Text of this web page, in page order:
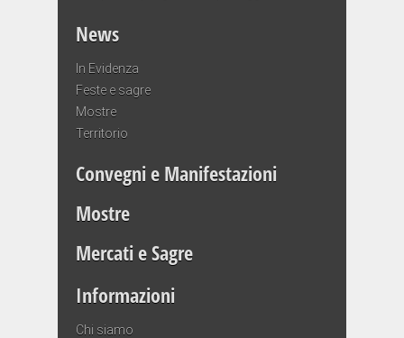
News
In Evidenza
Feste e sagre
Mostre
Territorio
Convegni e Manifestazioni
Mostre
Mercati e Sagre
Informazioni
Chi siamo